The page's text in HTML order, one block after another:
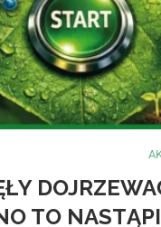
TO